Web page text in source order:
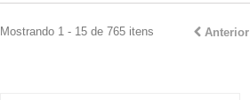
Anterior
Mostrando 1 - 15 de 765 itens